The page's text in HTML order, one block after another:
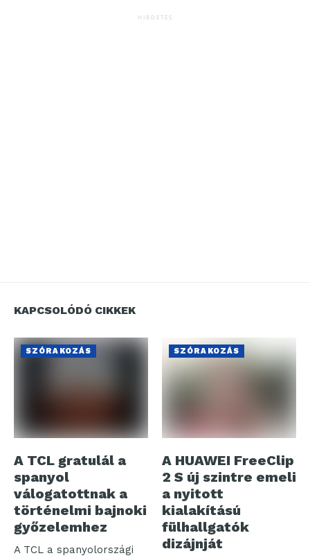
HIRDETÉS
KAPCSOLÓDÓ CIKKEK
SZÓRAKOZÁS
A TCL gratulál a
spanyol
válogatottnak a
történelmi bajnoki
győzelemhez
A TCL a spanyolországi
SZÓRAKOZÁS
A HUAWEI FreeClip
2 S új szintre emeli
a nyitott
kialakítású
fülhallgatók
dizájnját